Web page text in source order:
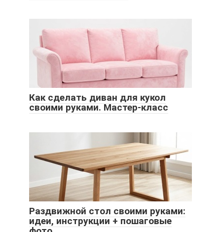
Как сделать диван для кукол
своими руками. Мастер-класс
Раздвижной стол своими руками:
идеи, инструкции + пошаговые